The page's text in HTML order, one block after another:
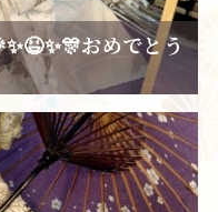
おめでとう